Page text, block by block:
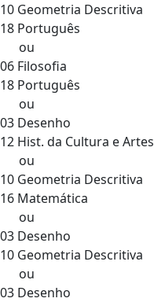
10 Geometria Descritiva
18 Português
ou
06 Filosofia
18 Português
ou
03 Desenho
12 Hist. da Cultura e Artes
ou
10 Geometria Descritiva
16 Matemática
ou
03 Desenho
10 Geometria Descritiva
ou
03 Desenho